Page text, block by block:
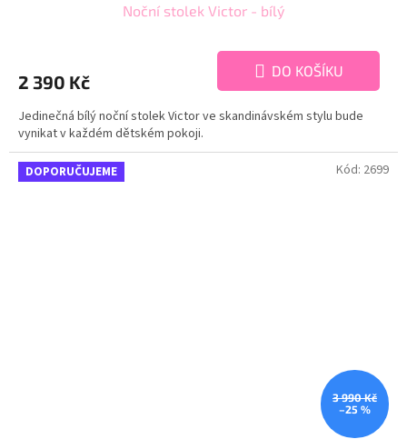
Noční stolek Victor - bílý
2 390 Kč
DO KOŠÍKU
Jedinečná bílý noční stolek Victor ve skandinávském stylu bude
vynikat v každém dětském pokoji.
DOPORUČUJEME
3 990 Kč
–25 %
Kód: 2699